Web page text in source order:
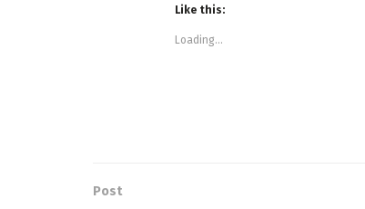
Like this:
Loading...
Post